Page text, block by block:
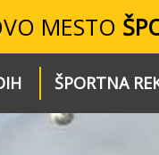
MESTO
ŠPORTNA